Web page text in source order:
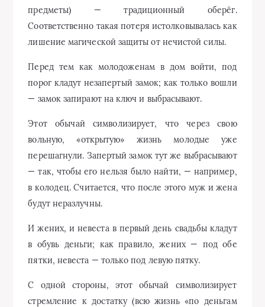
предметы) — традиционный оберёг.
Соответственно такая потеря истолковывалась как
лишение магической защиты от нечистой силы.
Перед тем как молодоженам в дом войти, под
порог кладут незапертый замок; как только вошли
— замок запирают на ключ и выбрасывают.
Этот обычай символизирует, что через свою
вольную, «открытую» жизнь молодые уже
перешагнули. Запертый замок тут же выбрасывают
— так, чтобы его нельзя было найти, — например,
в колодец. Считается, что после этого муж и жена
будут неразлучны.
И жених, и невеста в первый день свадьбы кладут
в обувь деньги; как правило, жених — под обе
пятки, невеста — только под левую пятку.
С одной стороны, этот обычай символизирует
стремление к достатку (всю жизнь «по деньгам